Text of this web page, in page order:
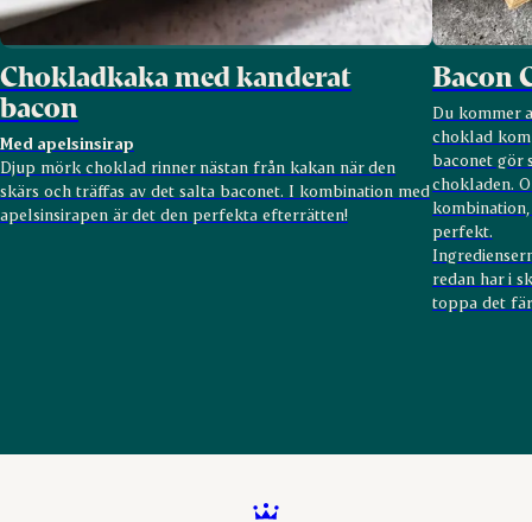
Chokladkaka med kanderat
bacon
Med apelsinsirap
Djup mörk choklad rinner nästan från kakan när den
skärs och träffas av det salta baconet. I kombination med
apelsinsirapen är det den perfekta efterrätten!
Bacon
Du kommer
choklad
baconet gör
chokladen.
perfekt.
redan har i
toppa det